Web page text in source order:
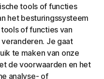
tools of functies
het besturingssysteem
of functies van
Je gaat
te maken van onze
de voorwaarden en het
analyse- of